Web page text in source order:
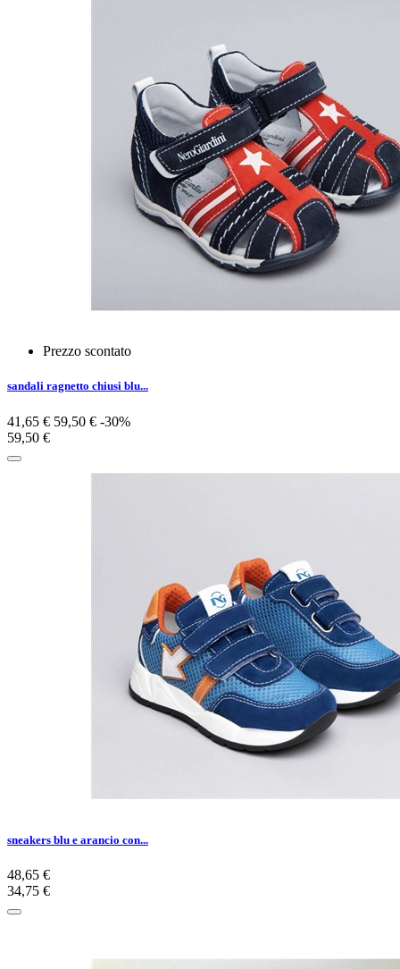
Prezzo scontato
sandali ragnetto chiusi blu...
41,65 € 59,50 € -30%
59,50 €
sneakers blu e arancio con...
48,65 €
34,75 €